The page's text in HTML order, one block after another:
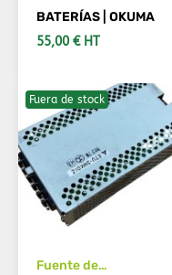
E8049-090-012 pack
de litio 3x3.6V 3.4 Ah +
conector JAE para NC
BATERÍAS | OKUMA
55,00 € HT
AÑADIR AL CARRITO
Fuera de stock
Fuente de